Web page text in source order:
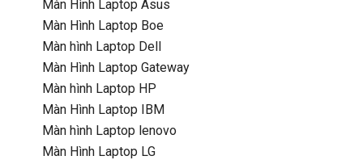
Màn Hình Laptop Asus
Màn Hình Laptop Boe
Màn hình Laptop Dell
Màn Hình Laptop Gateway
Màn hình Laptop HP
Màn Hình Laptop IBM
Màn hình Laptop lenovo
Màn Hình Laptop LG